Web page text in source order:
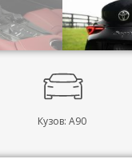
Кузов: A90